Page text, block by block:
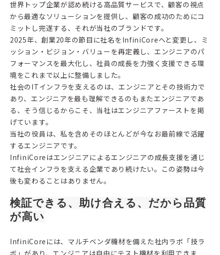
世界トップ企業が認め続ける高品質サービスで、顧客の視点
から最適なソリューションを提供し、顧客の成功のためにコ
ミットし完遂する、それが当社のブランドです。
2025年、創業20年の節目に社名をInfiniCoreへと変更し、ミ
ッション・ビジョン・バリューを再定義し、エンジニアのパ
フォーマンスを最大化し、社員の成長を力強く支援できる環
境をこれまで以上に整備しました。
社会のITインフラを支えるのは、エンジニアとその技術力で
あり、エンジニアを最も理解できるのもまたエンジニアであ
る、そう信じるからこそ、当社はエンジニアファーストを掲
げています。
当社の役員は、私を含めそのほとんどが今なお最前線で活躍
するエンジニアです。
InfiniCoreはエンジニアによるエンジニアの成長支援を通じ
て社会インフラを支える企業であり続けたい。この姿勢は今
後も変わることはありません。
検証できる、助け合える、だから品質
が高い
InfiniCoreには、マルチベンダ機材を備えた社内ラボ「技ラ